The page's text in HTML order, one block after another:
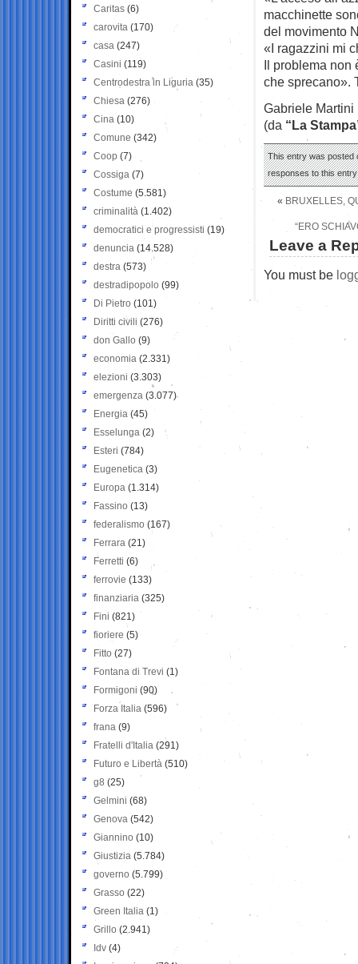
macchinette
del movimento
«I ragazzini mi
Il problema non
che sprecano».
Gabriele Martini
(da “La
This entry was posted
responses to this
« BRUXELLES,
“ERO
Leave a
You must be
Caritas (6)
carovita (170)
casa (247)
Casini (119)
Centrodestra in Liguria (35)
Chiesa (276)
Cina (10)
Comune (342)
Coop (7)
Cossiga (7)
Costume (5.581)
criminalità (1.402)
democratici e progressisti (19)
denuncia (14.528)
destra (573)
destradipopolo (99)
Di Pietro (101)
Diritti civili (276)
don Gallo (9)
economia (2.331)
elezioni (3.303)
emergenza (3.077)
Energia (45)
Esselunga (2)
Esteri (784)
Eugenetica (3)
Europa (1.314)
Fassino (13)
federalismo (167)
Ferrara (21)
Ferretti (6)
ferrovie (133)
finanziaria (325)
Fini (821)
fioriere (5)
Fitto (27)
Fontana di Trevi (1)
Formigoni (90)
Forza Italia (596)
frana (9)
Fratelli d'Italia (291)
Futuro e Libertà (510)
g8 (25)
Gelmini (68)
Genova (542)
Giannino (10)
Giustizia (5.784)
governo (5.799)
Grasso (22)
Green Italia (1)
Grillo (2.941)
Idv (4)